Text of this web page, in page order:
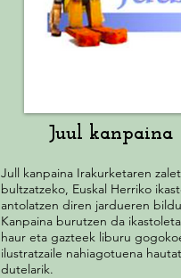
Juul kanpaina
Jull kanpaina Irakurketaren
bultzatzeko, Euskal Herriko
antolatzen diren jardueren
Kanpaina burutzen da
haur eta gazteek liburu
ilustratzaile nahiagotuena
dutelarik.